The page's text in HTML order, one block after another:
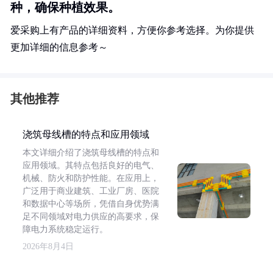
种，确保种植效果。
爱采购上有产品的详细资料，方便你参考选择。为你提供
更加详细的信息参考～
其他推荐
浇筑母线槽的特点和应用领域
本文详细介绍了浇筑母线槽的特点和
应用领域。其特点包括良好的电气、
机械、防火和防护性能。在应用上，
广泛用于商业建筑、工业厂房、医院
和数据中心等场所，凭借自身优势满
足不同领域对电力供应的高要求，保
障电力系统稳定运行。
2026年8月4日